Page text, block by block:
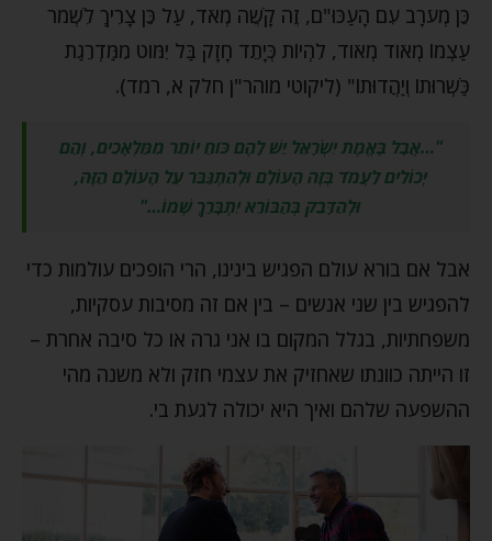
כֵּן מְעֹרָב עִם הָעַכּוּ"ם, זֶה קָשֶׁה מְאֹד, עַל כֵּן צָרִיךְ לִשְׁמֹר
עַצְמוֹ מְאֹוד מְאֹוד, לִהְיוֹת כְּיָתֵד חָזָק בַּל יִמֹּוט מִמַּדְרֵגַת
כַּשְׁרוּתוֹ וְיַהֲדוּתוֹ" (ליקוטי מוהר"ן חלק א, רמד).
"…אֲבָל בֶּאֱמֶת יִשְׂרָאֵל יֵשׁ לָהֶם כֹּוחַ יוֹתֵר מִמַּלְאָכִים, וְהֵם
יְכוֹלִים לַעֲמֹד בְּזֶה הָעוֹלָם וּלְהִתְגַּבֵּר עַל הָעוֹלָם הַזֶּה,
וּלְהִדָּבֵק בְּהַבּוֹרֵא יִתְבָּרַךְ שְׁמוֹ…"
אבל אם בורא עולם הפגיש בינינו, הרי הופכים עולמות כדי
להפגיש בין שני אנשים – בין אם זה מסיבות עסקיות,
משפחתיות, בגלל המקום בו אני גרה או כל סיבה אחרת –
זו הייתה כוונתו שאחזיק את עצמי חזק ולא משנה מהי
ההשפעה שלהם ואיך היא יכולה לגעת בי.